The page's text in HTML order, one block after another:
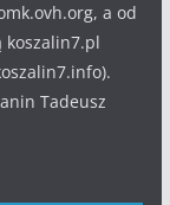
a od
koszalin7.pl
Tadeusz